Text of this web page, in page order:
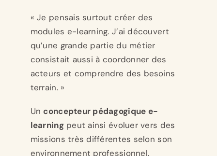
« Je pensais surtout créer des
modules e-learning. J’ai découvert
qu’une grande partie du métier
consistait aussi à coordonner des
acteurs et comprendre des besoins
terrain. »
Un concepteur pédagogique e-
learningpeut ainsi évoluer vers des
missions très différentes selon son
environnement professionnel.